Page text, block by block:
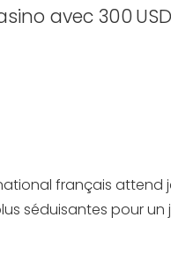
avec 300
français attend
séduisantes pour